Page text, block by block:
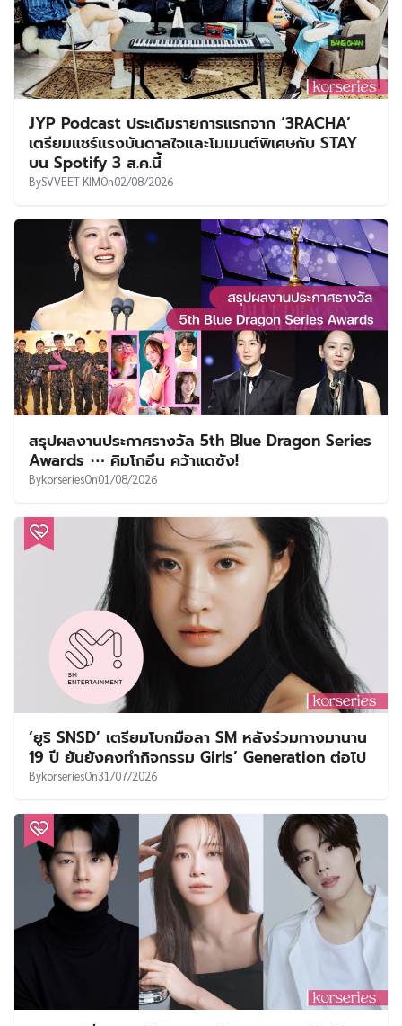
JYP Podcast ประเดิมรายการแรกจาก ‘3RACHA’
เตรียมแชร์แรงบันดาลใจและโมเมนต์พิเศษกับ STAY
บน Spotify 3 ส.ค.นี้
BySVVEET KIMOn02/08/2026
สรุปผลงานประกาศรางวัล 5th Blue Dragon Series
Awards ⋯ คิมโกอึน คว้าแดซัง!
BykorseriesOn01/08/2026
‘ยูริ SNSD’ เตรียมโบกมือลา SM หลังร่วมทางมานาน
19 ปี ยันยังคงทำกิจกรรม Girls’ Generation ต่อไป
BykorseriesOn31/07/2026